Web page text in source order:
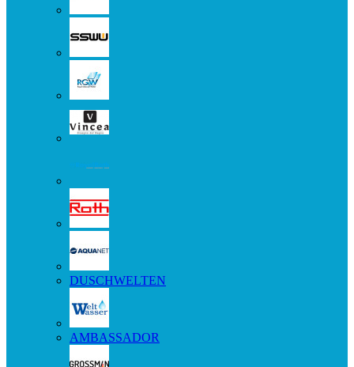
DUSCHWELTEN
AMBASSADOR